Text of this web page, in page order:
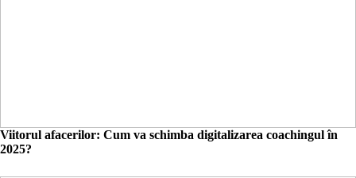
Viitorul afacerilor: Cum va schimba digitalizarea coachingul în
2025?